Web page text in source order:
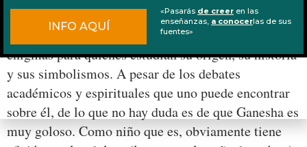
Las frutas favoritas de Ganesha
Ganesha es una deidad peculiar que presenta varios
enigmas para quienes estudian su origen, su historia
y sus simbolismos. A pesar de los debates
académicos y espirituales que uno puede encontrar
sobre él, de lo que no hay duda es de que Ganesha es
muy goloso. Como niño que es, obviamente tiene
INFO AQUÍ
«Pasarás de creer en las
enseñanzas, a conocerlas de sus
fuentes»